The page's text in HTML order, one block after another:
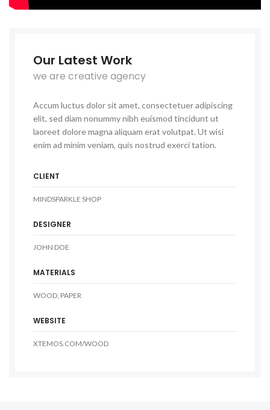
Our Latest Work
we are creative agency
Accum luctus dolor sit amet, consectetuer adipiscing
elit, sed diam nonummy nibh euismod tincidunt ut
laoreet dolore magna aliquam erat volutpat. Ut wisi
enim ad minim veniam, quis nostrud exerci tation.
CLIENT
MINDSPARKLE SHOP
DESIGNER
JOHN DOE
MATERIALS
WOOD, PAPER
WEBSITE
XTEMOS.COM/WOOD